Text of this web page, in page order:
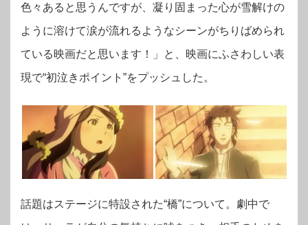
色々あると思うんですが、凝り固まった心が雪解けの
ように溶けて涙が流れるようなシーンがちりばめられ
ている映画だと思います！」と、映画にふさわしい表
現で“初泣きポイント”をプッシュした。
話題はステージに特設された“橋”について。劇中で